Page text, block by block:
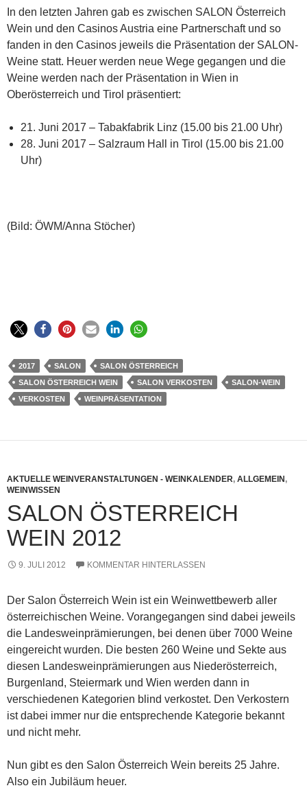
In den letzten Jahren gab es zwischen SALON Österreich
Wein und den Casinos Austria eine Partnerschaft und so
fanden in den Casinos jeweils die Präsentation der SALON-
Weine statt. Heuer werden neue Wege gegangen und die
Weine werden nach der Präsentation in Wien in
Oberösterreich und Tirol präsentiert:
21. Juni 2017 – Tabakfabrik Linz (15.00 bis 21.00 Uhr)
28. Juni 2017 – Salzraum Hall in Tirol (15.00 bis 21.00
Uhr)
(Bild: ÖWM/Anna Stöcher)
2017 SALON
SALON ÖSTERREICH
SALON ÖSTERREICH WEIN
SALON VERKOSTEN
SALON-WEIN
VERKOSTEN
WEINPRÄSENTATION
AKTUELLE WEINVERANSTALTUNGEN - WEINKALENDER, ALLGEMEIN ,
WEINWISSEN
SALON ÖSTERREICH
WEIN 2012
9. JULI 2012 KOMMENTAR HINTERLASSEN
Der Salon Österreich Wein ist ein Weinwettbewerb aller
österreichischen Weine. Vorangegangen sind dabei jeweils
die Landesweinprämierungen, bei denen über 7000 Weine
eingereicht wurden. Die besten 260 Weine und Sekte aus
diesen Landesweinprämierungen aus Niederösterreich,
Burgenland, Steiermark und Wien werden dann in
verschiedenen Kategorien blind verkostet. Den Verkostern
ist dabei immer nur die entsprechende Kategorie bekannt
und nicht mehr.
Nun gibt es den Salon Österreich Wein bereits 25 Jahre.
Also ein Jubiläum heuer.